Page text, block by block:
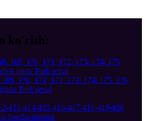
ko'rish:
170, 171, 172, 173, 174, 175, 176,
Turk serial